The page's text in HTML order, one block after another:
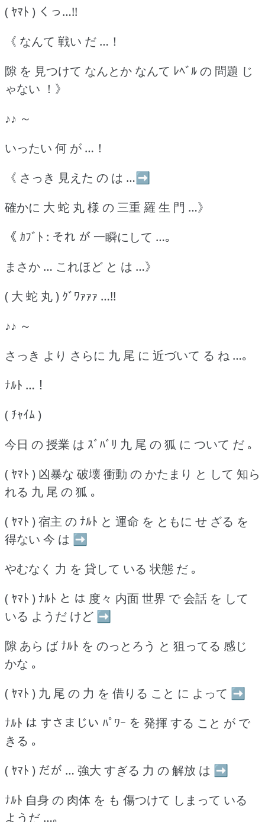
( ﾔﾏﾄ ) くっ…!!
《 なんて 戦い だ …！
隙 を 見つけて なんとか なんて ﾚﾍﾞﾙ の 問題 じ
ゃない ！》
♪♪ ～
いったい 何 が …！
《 さっき 見えた の は …➡
確かに 大 蛇 丸 様 の 三重 羅 生 門 …》
《 ｶﾌﾞﾄ : それ が 一瞬にして …｡
まさか … これほど と は …》
( 大 蛇 丸 ) ｸﾞﾜｧｧｧ …!!
♪♪ ～
さっき より さらに 九 尾 に 近づいて る ね …｡
ﾅﾙﾄ …！
( ﾁｬｲﾑ )
今日 の 授業 は ｽﾞﾊﾞﾘ 九 尾 の 狐 に ついて だ ｡
( ﾔﾏﾄ ) 凶暴な 破壊 衝動 の かたまり と して 知ら
れる 九 尾 の 狐 ｡
( ﾔﾏﾄ ) 宿主 の ﾅﾙﾄ と 運命 を ともに せ ざる を
得ない 今 は ➡
やむなく 力 を 貸して いる 状態 だ ｡
( ﾔﾏﾄ ) ﾅﾙﾄ と は 度々 内面 世界 で 会話 を して
いる ようだ けど ➡
隙 あら ば ﾅﾙﾄ を のっとろう と 狙ってる 感じ
かな ｡
( ﾔﾏﾄ ) 九 尾 の 力 を 借りる こと に よって ➡
ﾅﾙﾄ は すさまじい ﾊﾟﾜｰ を 発揮 する こと が で
きる ｡
( ﾔﾏﾄ ) だが … 強大 すぎる 力 の 解放 は ➡
ﾅﾙﾄ 自身 の 肉体 を も 傷つけて しまって いる
ようだ …｡